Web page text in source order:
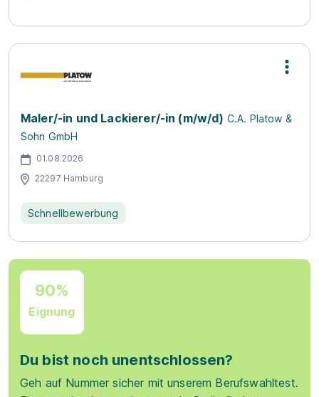
Maler/-in und Lackierer/-in (m/w/d) C.A. Platow &
Sohn GmbH
01.08.2026
22297 Hamburg
Schnellbewerbung
90%
Eignung
Du bist noch unentschlossen?
Geh auf Nummer sicher mit unserem Berufswahltest.